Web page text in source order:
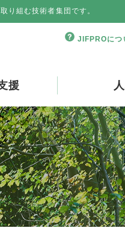
り組む技術者集団です。
JIFPROにつ
援